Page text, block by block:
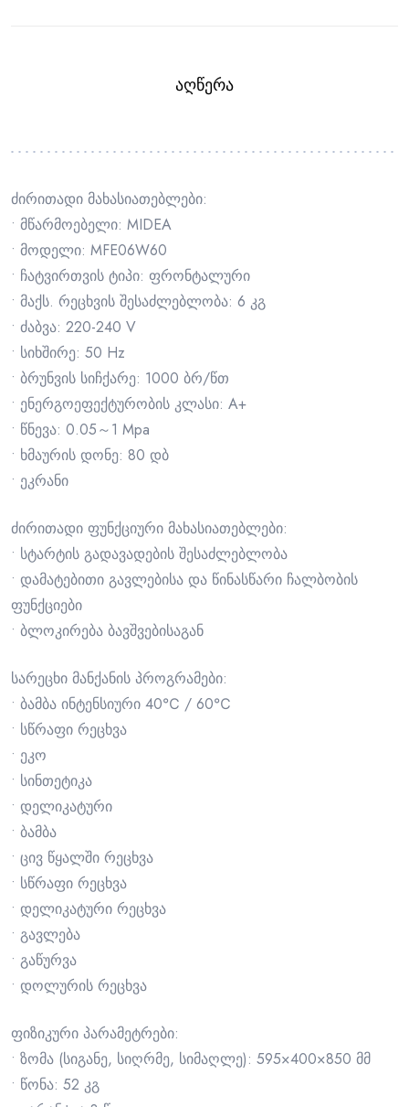
ᲐᲦᲬᲔᲠᲐ
ძირითადი მახასიათებლები:
• მწარმოებელი: MIDEA
• მოდელი: MFE06W60
• ჩატვირთვის ტიპი: ფრონტალური
• მაქს. რეცხვის შესაძლებლობა: 6 კგ
• ძაბვა: 220-240 V
• სიხშირე: 50 Hz
• ბრუნვის სიჩქარე: 1000 ბრ/წთ
• ენერგოეფექტურობის კლასი: A+
• წნევა: 0.05～1 Mpa
• ხმაურის დონე: 80 დბ
• ეკრანი
ძირითადი ფუნქციური მახასიათებლები:
• სტარტის გადავადების შესაძლებლობა
• დამატებითი გავლებისა და წინასწარი ჩალბობის
ფუნქციები
• ბლოკირება ბავშვებისაგან
სარეცხი მანქანის პროგრამები:
• ბამბა ინტენსიური 40℃ / 60℃
• სწრაფი რეცხვა
• ეკო
• სინთეტიკა
• დელიკატური
• ბამბა
• ცივ წყალში რეცხვა
• სწრაფი რეცხვა
• დელიკატური რეცხვა
• გავლება
• გაწურვა
• დოლურის რეცხვა
ფიზიკური პარამეტრები:
• ზომა (სიგანე, სიღრმე, სიმაღლე): 595×400×850 მმ
• წონა: 52 კგ